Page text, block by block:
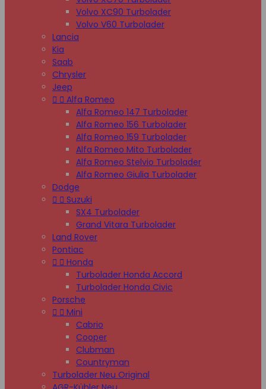
Volvo XC90 Turbolader
Volvo V60 Turbolader
Lancia
Kia
Saab
Chrysler
Jeep
  Alfa Romeo
Alfa Romeo 147 Turbolader
Alfa Romeo 156 Turbolader
Alfa Romeo 159 Turbolader
Alfa Romeo Mito Turbolader
Alfa Romeo Stelvio Turbolader
Alfa Romeo Giulia Turbolader
Dodge
  Suzuki
SX4 Turbolader
Grand Vitara Turbolader
Land Rover
Pontiac
  Honda
Turbolader Honda Accord
Turbolader Honda Civic
Porsche
  Mini
Cabrio
Cooper
Clubman
Countryman
Turbolader Neu Original